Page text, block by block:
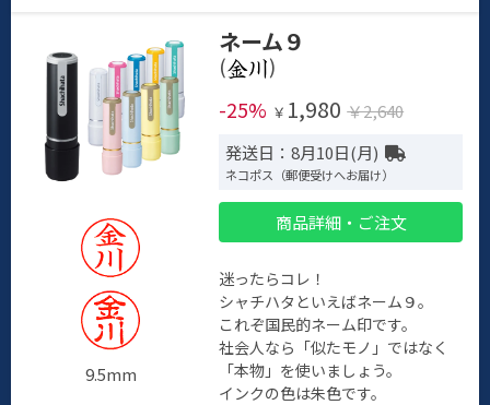
9.5mm
ネーム９
(
)
-25% ￥ 1,980 ￥2,640
発送日：8月10日(月)
ネコポス（郵便受けへお届け）
商品詳細・ご注文
迷ったらコレ！
シャチハタといえばネーム９。
これぞ国民的ネーム印です。
社会人なら「似たモノ」ではなく
「本物」を使いましょう。
インクの色は朱色です。